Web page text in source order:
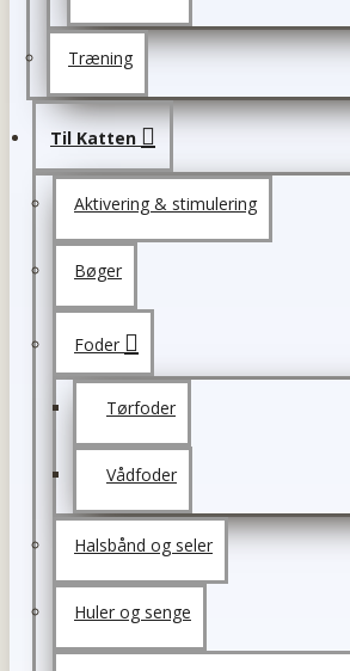
Træning
Til Katten
Aktivering & stimulering
Bøger
Foder
Tørfoder
Vådfoder
Halsbånd og seler
Huler og senge